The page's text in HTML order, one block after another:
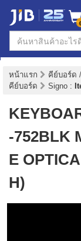
หน้าแรก คีย์บอร์ด
คีย์บอร์ด
Signo :
-752BLK
E
H)